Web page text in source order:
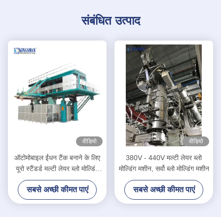
संबंधित उत्पाद
वीडियो
ऑटोमोबाइल ईंधन टैंक बनाने के लिए
यूरो स्टैंडर्ड मल्टी लेयर ब्लो मोल्डिंग
मशीन
सबसे अच्छी कीमत पाएं
वीडियो
380V - 440V मल्टी लेयर ब्लो
मोल्डिंग मशीन, सर्वो ब्लो मोल्डिंग मशीन
सबसे अच्छी कीमत पाएं